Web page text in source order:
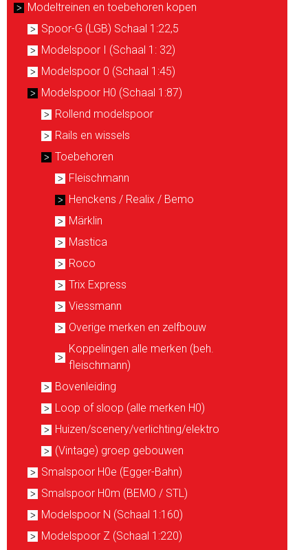
Modeltreinen en toebehoren kopen
Spoor-G (LGB) Schaal 1:22,5
Modelspoor I (Schaal 1: 32)
Modelspoor 0 (Schaal 1:45)
Modelspoor H0 (Schaal 1:87)
Rollend modelspoor
Rails en wissels
Toebehoren
Fleischmann
Henckens / Realix / Bemo
Märklin
Mastica
Roco
Trix Express
Viessmann
Overige merken en zelfbouw
Koppelingen alle merken (beh.
fleischmann)
Bovenleiding
Loop of sloop (alle merken H0)
Huizen/scenery/verlichting/elektro
(Vintage) groep gebouwen
Smalspoor H0e (Egger-Bahn)
Smalspoor H0m (BEMO / STL)
Modelspoor N (Schaal 1:160)
Modelspoor Z (Schaal 1:220)